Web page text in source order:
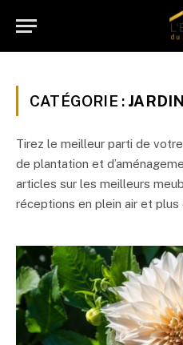
CATÉGORIE : JARDIN
Tirez le meilleur parti de
de plantation et
articles sur les meilleurs
réceptions en plein air et plus